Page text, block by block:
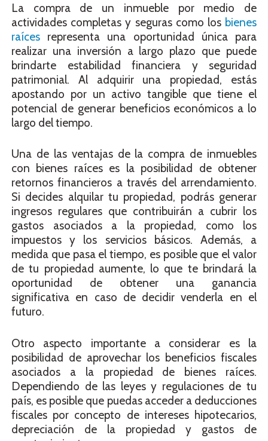
La compra de un inmueble por medio de
actividades completas y seguras como los bienes
raíces representa una oportunidad única para
realizar una inversión a largo plazo que puede
brindarte estabilidad financiera y seguridad
patrimonial. Al adquirir una propiedad, estás
apostando por un activo tangible que tiene el
potencial de generar beneficios económicos a lo
largo del tiempo.
Una de las ventajas de la compra de inmuebles
con bienes raíces es la posibilidad de obtener
retornos financieros a través del arrendamiento.
Si decides alquilar tu propiedad, podrás generar
ingresos regulares que contribuirán a cubrir los
gastos asociados a la propiedad, como los
impuestos y los servicios básicos. Además, a
medida que pasa el tiempo, es posible que el valor
de tu propiedad aumente, lo que te brindará la
oportunidad de obtener una ganancia
significativa en caso de decidir venderla en el
futuro.
Otro aspecto importante a considerar es la
posibilidad de aprovechar los beneficios fiscales
asociados a la propiedad de bienes raíces.
Dependiendo de las leyes y regulaciones de tu
país, es posible que puedas acceder a deducciones
fiscales por concepto de intereses hipotecarios,
depreciación de la propiedad y gastos de